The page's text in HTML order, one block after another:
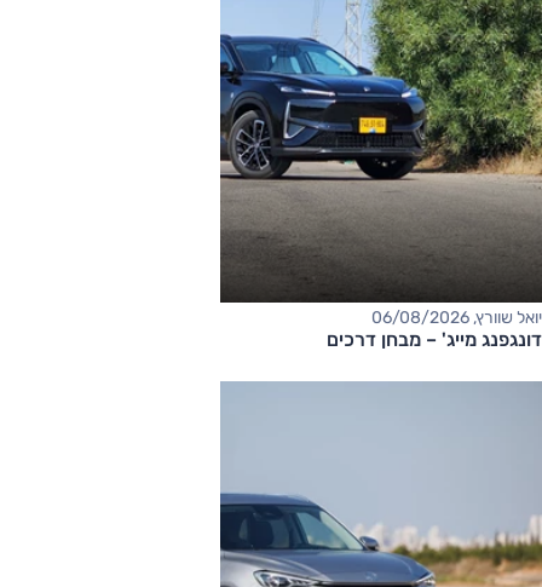
יואל שוורץ, 06/08/2026
דונגפנג מייג' – מבחן דרכים